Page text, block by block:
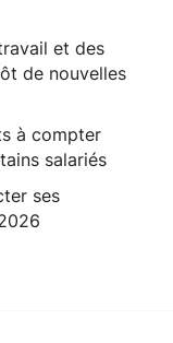
et des
de nouvelles
à compter
salariés
ses